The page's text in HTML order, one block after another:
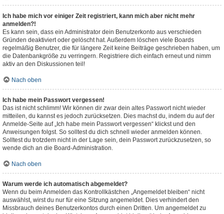
Ich habe mich vor einiger Zeit registriert, kann mich aber nicht mehr
anmelden?!
Es kann sein, dass ein Administrator dein Benutzerkonto aus verschieden
Gründen deaktiviert oder gelöscht hat. Außerdem löschen viele Boards
regelmäßig Benutzer, die für längere Zeit keine Beiträge geschrieben haben, um
die Datenbankgröße zu verringern. Registriere dich einfach erneut und nimm
aktiv an den Diskussionen teil!
Nach oben
Ich habe mein Passwort vergessen!
Das ist nicht schlimm! Wir können dir zwar dein altes Passwort nicht wieder
mitteilen, du kannst es jedoch zurücksetzen. Dies machst du, indem du auf der
Anmelde-Seite auf „Ich habe mein Passwort vergessen“ klickst und den
Anweisungen folgst. So solltest du dich schnell wieder anmelden können.
Solltest du trotzdem nicht in der Lage sein, dein Passwort zurückzusetzen, so
wende dich an die Board-Administration.
Nach oben
Warum werde ich automatisch abgemeldet?
Wenn du beim Anmelden das Kontrollkästchen „Angemeldet bleiben“ nicht
auswählst, wirst du nur für eine Sitzung angemeldet. Dies verhindert den
Missbrauch deines Benutzerkontos durch einen Dritten. Um angemeldet zu